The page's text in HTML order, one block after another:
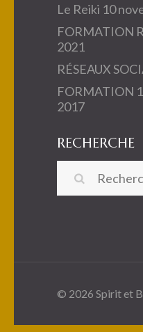
Le Reiki 10
FORMATION
2021
RÉSEAUX
FORMATION
2017
RECHERCHE
© 2026 Spirit et